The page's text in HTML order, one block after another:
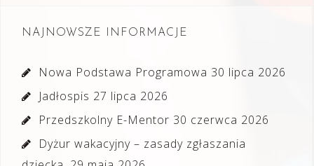
NAJNOWSZE INFORMACJE
Nowa Podstawa Programowa 30 lipca 2026
Jadłospis 27 lipca 2026
Przedszkolny E-Mentor 30 czerwca 2026
Dyżur wakacyjny – zasady zgłaszania